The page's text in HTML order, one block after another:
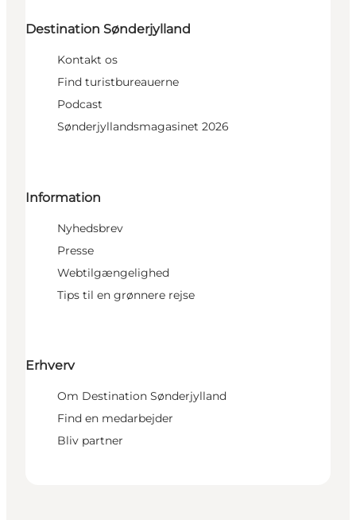
Destination Sønderjylland
Kontakt os
Find turistbureauerne
Podcast
Sønderjyllandsmagasinet 2026
Information
Nyhedsbrev
Presse
Webtilgængelighed
Tips til en grønnere rejse
Erhverv
Om Destination Sønderjylland
Find en medarbejder
Bliv partner